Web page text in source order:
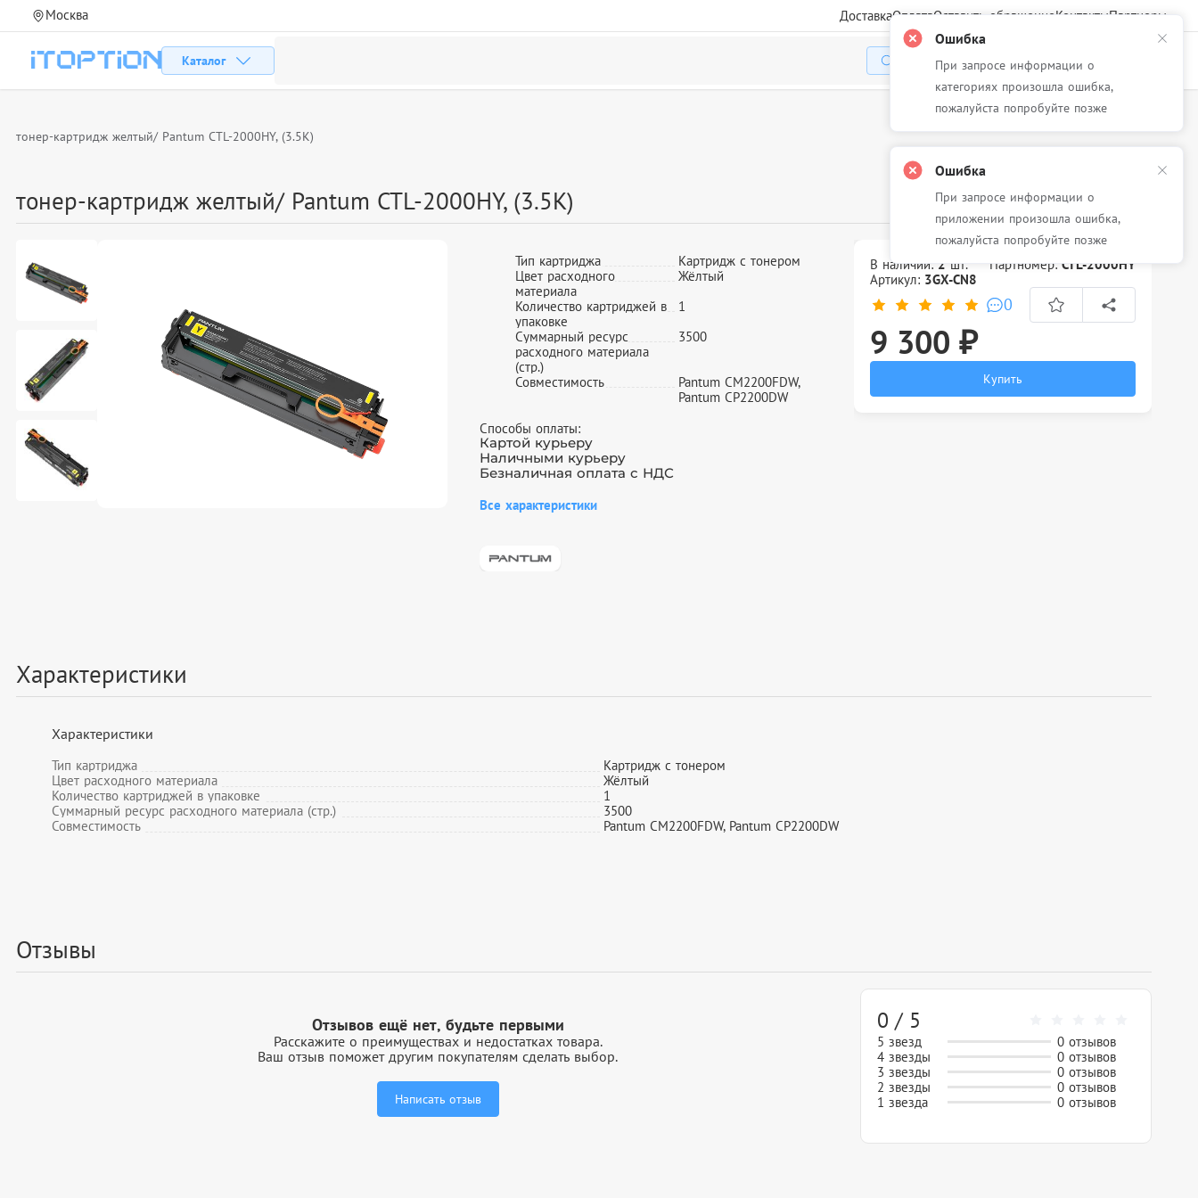
Москва ДоставкаОплатаОставить обращениеКонтактыПартнеры
Каталог
Избранное Корзина
тонер-картридж желтый/ Pantum CTL-2000HY, (3.5K)
тонер-картридж желтый/ Pantum CTL-2000HY, (3.5K)
Тип картриджа
Картридж с тонером
Цвет расходного
материала
Жёлтый
Количество картриджей в
упаковке
1
Суммарный ресурс
расходного материала
(стр.)
3500
Совместимость
Pantum CM2200FDW,
Pantum CP2200DW
Способы оплаты:
Картой курьеру
Наличными курьеру
Безналичная оплата с НДС
Все характеристики
В наличии: 2 шт. Партномер:CTL-2000HY
Артикул: 3GX-CN8
0
9 300 ₽
Купить
Характеристики
Характеристики
Тип картриджа
Картридж с тонером
Цвет расходного материала
Жёлтый
Количество картриджей в упаковке
1
Суммарный ресурс расходного материала (стр.)
3500
Совместимость
Pantum CM2200FDW, Pantum CP2200DW
Отзывы
Отзывов ещё нет, будьте первыми
Расскажите о преимуществах и недостатках товара.
Ваш отзыв поможет другим покупателям сделать выбор.
Написать отзыв
0 / 5
5 звезд
0 отзывов
4 звезды
0 отзывов
3 звезды
0 отзывов
2 звезды
0 отзывов
1 звезда
0 отзывов
Ошибка
При запросе информации о
категориях произошла ошибка,
пожалуйста попробуйте позже
Ошибка
При запросе информации о
приложении произошла ошибка,
пожалуйста попробуйте позже